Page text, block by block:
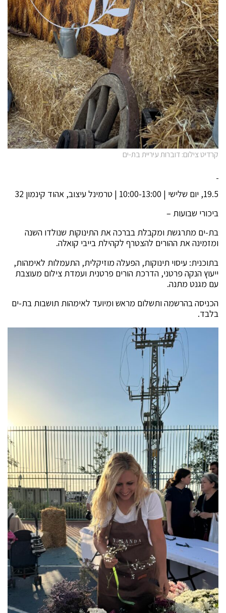
קרדיט צילום: דוברות עיריית בת-ים
19.5, יום שלישי | 10:00-13:00 | טרמינל עיצוב, אהוד קינמון 32
ביכורי שבועות –
בת-ים מתרגשת ומקבלת בברכה את התינוקות שנולדו השנה
ומזמינה את ההורים להצטרף לקהילת בייבי קואלה.
בתוכנית: עיסוי תינוקות, הפעלה מוזיקלית, התעמלות לאימהות,
ייעוץ הנקה פרטני, הדרכת הורים פרטנית ועמדת צילום מעוצבת
עם מגנט מתנה.
הכניסה בהרשמה ותשלום מראש ומיועד לאימהות תושבות בת-ים
בלבד.